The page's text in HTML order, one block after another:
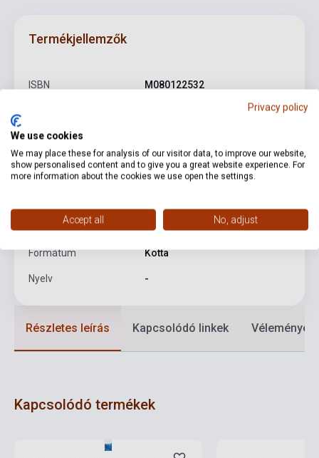
Termékjellemzők
ISBN M080122532
Balázs Oszkár,Zempléni
Oldalszám 40
Kötés Puhakötés
Kiadási év 1982
Formátum Kotta
Nyelv -
Részletes leírás Kapcsolódó linkek Vélemények
Kapcsolódó termékek
Privacy policy
We use cookies
We may place these for analysis of our visitor data, to improve our website,
show personalised content and to give you a great website experience. For
more information about the cookies we use open the settings.
Accept all No, adjust